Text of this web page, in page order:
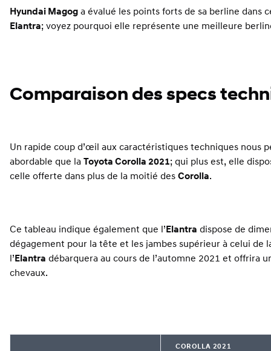
Hyundai Magog a évalué les points forts de sa berline dans
Elantra; voyez pourquoi elle représente une meilleure
Comparaison des specs
Un rapide coup d’œil aux caractéristiques techniques nous
abordable que la Toyota Corolla 2021; qui plus est, elle
celle offerte dans plus de la moitié des Corolla.
Ce tableau indique également que l’ Elantra dispose de
dégagement pour la tête et les jambes supérieur à celui de
l’ Elantra débarquera au cours de l’automne 2021 et offrira
chevaux.
COROLLA 2021